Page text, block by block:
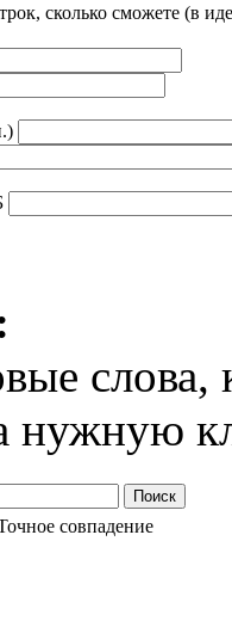
сколько сможете (в
нужную
Поиск
совпадение